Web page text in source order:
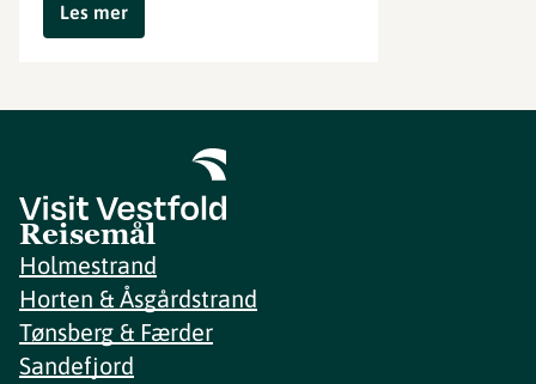
Les mer
Reisemål
Holmestrand
Horten & Åsgårdstrand
Tønsberg & Færder
Sandefjord